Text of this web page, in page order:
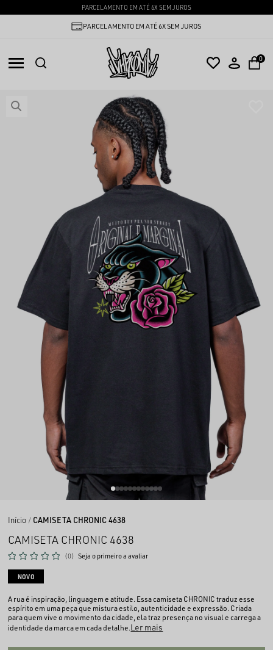
PARCELAMENTO EM ATÉ 6X SEM JUROS
PARCELAMENTO EM ATÉ 6X SEM JUROS
0
Início CAMISETA CHRONIC 4638
CAMISETA CHRONIC 4638
(0) Seja o primeiro a avaliar
NOVO
A rua é inspiração, linguagem e atitude. Essa camiseta CHRONIC traduz esse
espírito em uma peça que mistura estilo, autenticidade e expressão. Criada
para quem vive o movimento da cidade, ela traz presença no visual e carrega a
identidade da marca em cada detalhe.Ler mais